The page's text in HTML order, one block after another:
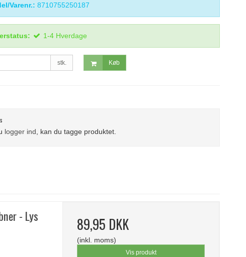
Varenr.: 8710755250187
1-4 Hverdage
stk. Køb
logger ind, kan du tagge produktet.
- Lys
89,95 DKK
(inkl. moms)
Vis produkt